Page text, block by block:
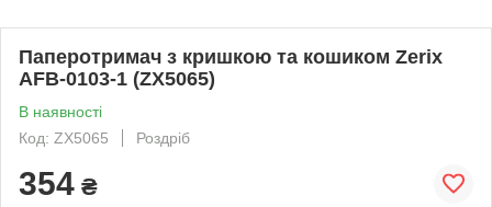
Паперотримач з кришкою та кошиком Zerix
AFB-0103-1 (ZX5065)
В наявності
Код: ZX5065
Роздріб
354 ₴